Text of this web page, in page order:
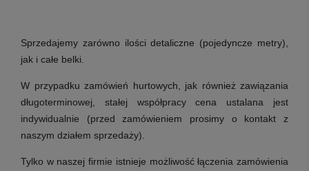
Sprzedajemy zarówno ilości detaliczne (pojedyncze metry),
jak i całe belki.
W przypadku zamówień hurtowych, jak również zawiązania
długoterminowej, stałej współpracy cena ustalana jest
indywidualnie (przed zamówieniem prosimy o kontakt z
naszym działem sprzedaży).
Tylko w naszej firmie istnieje możliwość łączenia zamówienia